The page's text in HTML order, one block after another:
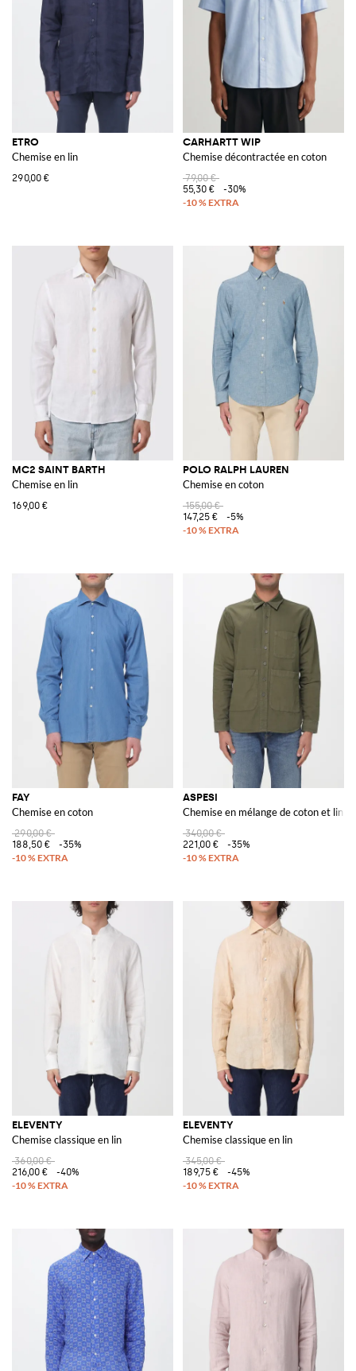
ETRO
Chemise en lin
290,00 €
CARHARTT WIP
Chemise décontractée en coton
79,00 €
55,30 €
-30%
MC2 SAINT BARTH
Chemise en lin
169,00 €
POLO RALPH LAUREN
Chemise en coton
155,00 €
147,25 €
-5%
FAY
Chemise en coton
290,00 €
188,50 €
-35%
ASPESI
Chemise en mélange de coton et lin
340,00 €
221,00 €
-35%
ELEVENTY
Chemise classique en lin
360,00 €
216,00 €
-40%
ELEVENTY
Chemise classique en lin
345,00 €
189,75 €
-45%